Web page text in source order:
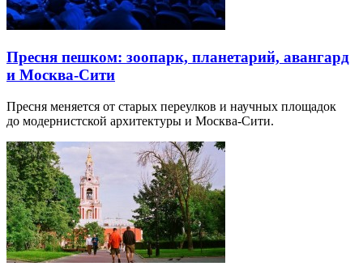
Пресня пешком: зоопарк, планетарий, авангард
и Москва-Сити
Пресня меняется от старых переулков и научных площадок
до модернистской архитектуры и Москва-Сити.